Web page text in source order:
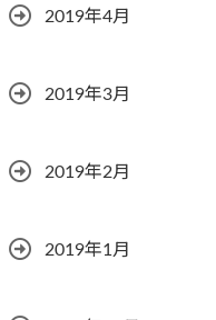
2019年4月
2019年3月
2019年2月
2019年1月